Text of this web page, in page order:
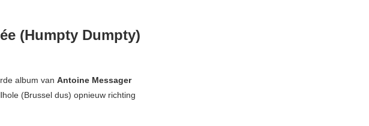
(Humpty Dumpty)
album van Antoine Messager
(Brussel dus) opnieuw richting